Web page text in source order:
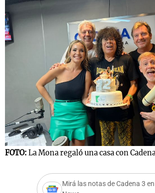
FOTO: La Mona regaló una casa con
Mirá las notas de Cadena 3
Notas
Mundial 2026
La